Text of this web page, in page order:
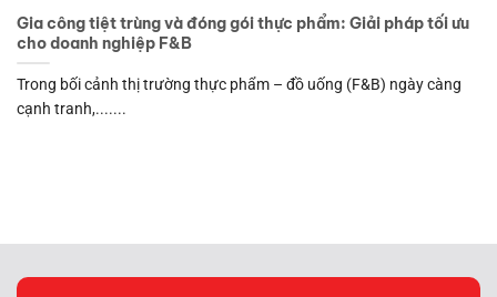
Gia công tiệt trùng và đóng gói thực phẩm: Giải pháp tối ưu
cho doanh nghiệp F&B
Trong bối cảnh thị trường thực phẩm – đồ uống (F&B) ngày càng
cạnh tranh,.......